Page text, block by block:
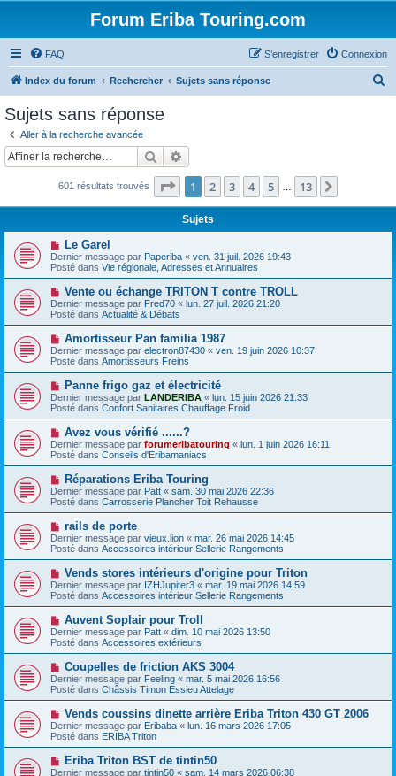
Forum Eriba Touring.com
FAQ Connexion
S’enregistrer
Index du forum Rechercher Sujets sans réponse
c
Sujets sans réponse
Aller à la recherche avancée
Rechercher
601 résultats trouvés Page 1sur13
1 2 3 4 5 13
Sujets
N
o
u
v
e
u
m
e
s
s
a
g
e
Le Garel
Dernier message par Paperiba « ven. 31 juil. 2026 19:43
Posté dans Vie régionale, Adresses et Annuaires
N
o
u
v
a
u
m
e
s
a
g
Vente ou échange TRITON T contre TROLL
Dernier message par Fred70 « lun. 27 juil. 2026 21:20
Posté dans Actualité & Débats
N
o
u
v
e
a
u
m
e
s
s
a
g
e
Amortisseur Pan familia 1987
Dernier message par electron87430 « ven. 19 juin 2026 10:37
Posté dans Amortisseurs Freins
N
o
u
v
a
u
m
e
s
a
g
Panne frigo gaz et électricité
Dernier message par LANDERIBA « lun. 15 juin 2026 21:33
Posté dans Confort Sanitaires Chauffage Froid
N
o
u
v
e
a
u
m
e
s
s
a
g
e
Avez vous vérifié ......?
Dernier message par forumeribatouring « lun. 1 juin 2026 16:11
Posté dans Conseils d'Eribamaniacs
N
o
u
v
a
u
m
e
s
s
a
g
Réparations Eriba Touring
Dernier message par Patt « sam. 30 mai 2026 22:36
Posté dans Carrosserie Plancher Toit Rehausse
N
o
u
v
e
u
m
e
s
s
a
g
e
rails de porte
Dernier message par vieux.lion « mar. 26 mai 2026 14:45
Posté dans Accessoires intérieur Sellerie Rangements
N
o
u
v
a
u
m
e
s
s
a
g
e
Vends stores intérieurs d'origine pour Triton
Dernier message par IZHJupiter3 « mar. 19 mai 2026 14:59
Posté dans Accessoires intérieur Sellerie Rangements
N
o
u
v
a
u
m
e
s
s
a
g
e
Auvent Soplair pour Troll
Dernier message par Patt « dim. 10 mai 2026 13:50
Posté dans Accessoires extérieurs
N
o
u
v
e
u
m
e
s
Coupelles de friction AKS 3004
Dernier message par Feeling « mar. 5 mai 2026 16:56
Posté dans Châssis Timon Essieu Attelage
N
o
u
v
e
a
Vends coussins dinette arrière Eriba Triton 430 GT 2006
Dernier message par Eribaba « lun. 16 mars 2026 17:05
Posté dans ERIBA Triton
N
o
Eriba Triton BST de tintin50
Dernier message par tintin50 « sam. 14 mars 2026 06:38